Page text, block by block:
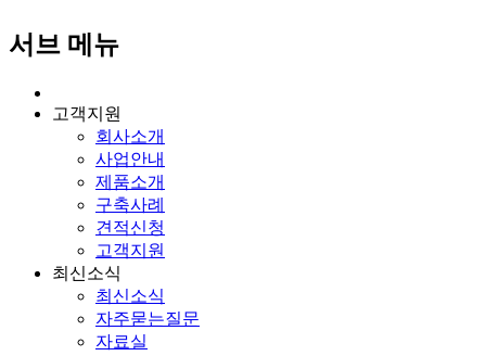
서브 메뉴
고객지원
회사소개
사업안내
제품소개
구축사례
견적신청
고객지원
최신소식
최신소식
자주묻는질문
자료실